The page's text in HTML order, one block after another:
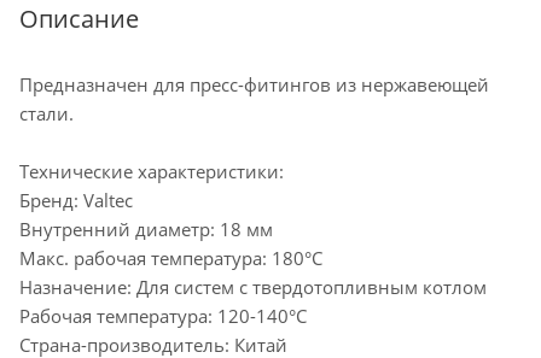
Описание
Предназначен для пресс-фитингов из нержавеющей
стали.
Технические характеристики:
Бренд: Valtec
Внутренний диаметр: 18 мм
Макс. рабочая температура: 180°C
Назначение: Для систем с твердотопливным котлом
Рабочая температура: 120-140°C
Страна-производитель: Китай